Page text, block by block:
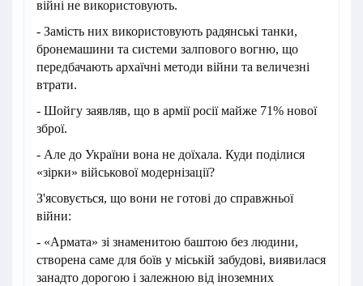
війні не використовують.
- Замість них використовують радянські танки,
бронемашини та системи залпового вогню, що
передбачають архаїчні методи війни та величезні
втрати.
- Шойгу заявляв, що в армії росії майже 71% нової
зброї.
- Але до України вона не доїхала. Куди поділися
«зірки» військової модернізації?
З'ясовується, що вони не готові до справжньої
війни:
- «Армата» зі знаменитою баштою без людини,
створена саме для боїв у міській забудові, виявилася
занадто дорогою і залежною від іноземних